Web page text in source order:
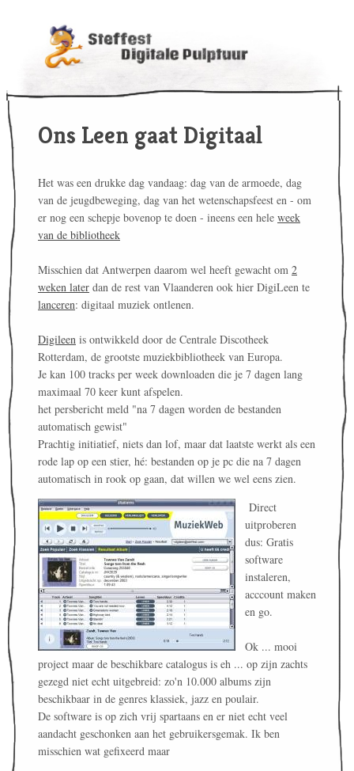
Ons Leen gaat Digitaal
Het was een drukke dag vandaag: dag van de armoede, dag
van de jeugdbeweging, dag van het wetenschapsfeest en - om
er nog een schepje bovenop te doen - ineens een hele week
van de bibliotheek
Misschien dat Antwerpen daarom wel heeft gewacht om 2
weken later dan de rest van Vlaanderen ook hier DigiLeen te
lanceren: digitaal muziek ontlenen.
Digileen is ontwikkeld door de Centrale Discotheek
Rotterdam, de grootste muziekbibliotheek van Europa.
Je kan 100 tracks per week downloaden die je 7 dagen lang
maximaal 70 keer kunt afspelen.
het persbericht meld "na 7 dagen worden de bestanden
automatisch gewist"
Prachtig initiatief, niets dan lof, maar dat laatste werkt als een
rode lap op een stier, hé: bestanden op je pc die na 7 dagen
automatisch in rook op gaan, dat willen we wel eens zien.
Direct
uitproberen
dus: Gratis
software
instaleren,
acccount maken
en go.
Ok ... mooi
project maar de beschikbare catalogus is eh ... op zijn zachts
gezegd niet echt uitgebreid: zo'n 10.000 albums zijn
beschikbaar in de genres klassiek, jazz en poulair.
De software is op zich vrij spartaans en er niet echt veel
aandacht geschonken aan het gebruikersgemak. Ik ben
misschien wat gefixeerd maar